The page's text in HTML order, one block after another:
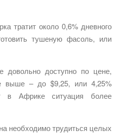
тратит около 0,6% дневного
тушеную фасоль, или
доступно по цене,
выше – до $9,25, или 4,25%
в Африке ситуация более
необходимо трудиться целых